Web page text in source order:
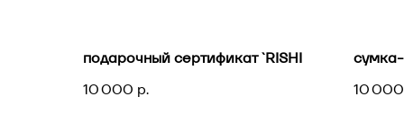
подарочный сертификат `RISHI
10 000 р.
10 000